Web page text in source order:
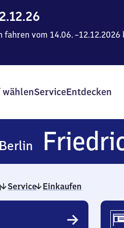
vom 14.06. –12.12.2026
ServiceEntdecken
Berlin
Service Einkaufen